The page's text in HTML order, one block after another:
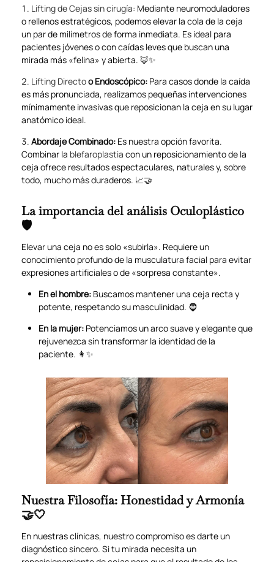
Lifting de Cejas sin cirugía: Mediante neuromoduladores
o rellenos estratégicos, podemos elevar la cola de la ceja
un par de milímetros de forma inmediata. Es ideal para
pacientes jóvenes o con caídas leves que buscan una
mirada más «felina» y abierta. 🦊✨
Lifting Directoo Endoscópico: Para casos donde la caída
es más pronunciada, realizamos pequeñas intervenciones
mínimamente invasivas que reposicionan la ceja en su lugar
anatómico ideal.
Abordaje Combinado: Es nuestra opción favorita.
Combinar la blefaroplastia con un reposicionamiento de la
ceja ofrece resultados espectaculares, naturales y, sobre
todo, mucho más duraderos. 📈🤝
La importancia del análisis Oculoplástico
🛡️
Elevar una ceja no es solo «subirla». Requiere un
conocimiento profundo de la musculatura facial para evitar
expresiones artificiales o de «sorpresa constante».
En el hombre: Buscamos mantener una ceja recta y
potente, respetando su masculinidad. 🧔
En la mujer: Potenciamos un arco suave y elegante que
rejuvenezca sin transformar la identidad de la
paciente. 👩✨
Nuestra Filosofía: Honestidad y Armonía
🤝🤍
En nuestras clínicas, nuestro compromiso es darte un
diagnóstico sincero. Si tu mirada necesita un